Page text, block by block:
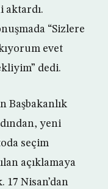
“Sizlere
evet
dedi.
Başbakanlık
yeni
seçim
açıklamaya
17 Nisan’dan